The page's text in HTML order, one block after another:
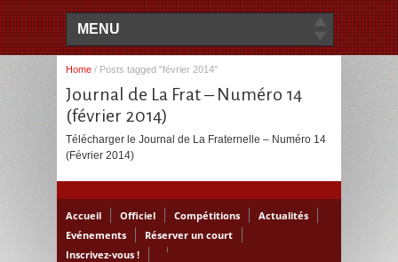
MENU
Home / Posts tagged "février 2014"
Journal de La Frat – Numéro 14
(février 2014)
Télécharger le Journal de La Fraternelle – Numéro 14
(Février 2014)
Accueil Officiel Compétitions
Actualités
Evénements
Réserver un court
Inscrivez-vous !